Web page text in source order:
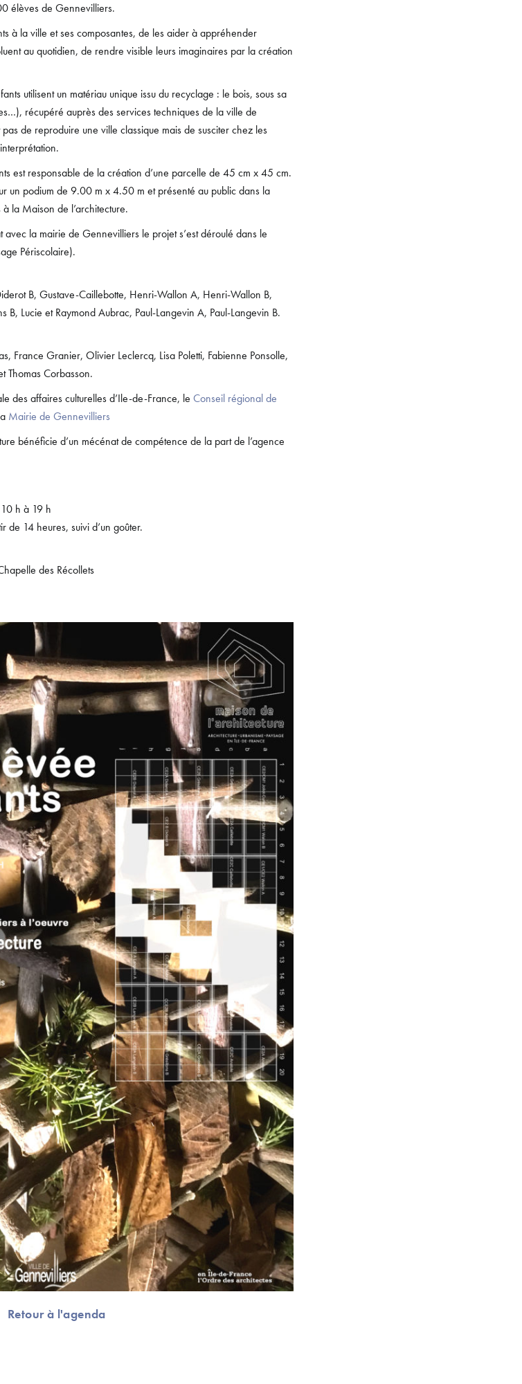
élèves de Gennevilliers.
à la ville et ses composantes, de les aider à appréhender
au quotidien, de rendre visible leurs imaginaires par la création
utilisent un matériau unique issu du recyclage : le bois, sous sa
récupéré auprès des services techniques de la ville de
de reproduire une ville classique mais de susciter chez les
est responsable de la création d’une parcelle de 45 cm x 45 cm.
un podium de 9.00 m x 4.50 m et présenté au public dans la
la Maison de l’architecture.
la mairie de Gennevilliers le projet s’est déroulé dans le
Périscolaire).
B, Gustave-Caillebotte, Henri-Wallon A, Henri-Wallon B,
B, Lucie et Raymond Aubrac, Paul-Langevin A, Paul-Langevin B.
France Granier, Olivier Leclercq, Lisa Poletti, Fabienne Ponsolle,
Thomas Corbasson.
des affaires culturelles d’Ile-de-France, le Conseil régional de
Mairie de Gennevilliers
bénéficie d’un mécénat de compétence de la part de l’agence
h à 19 h
14 heures, suivi d’un goûter.
des Récollets
Retour à l'agenda